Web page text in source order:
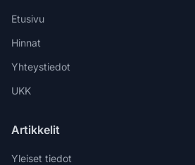
Etusivu
Hinnat
Yhteystiedot
UKK
Artikkelit
Yleiset tiedot